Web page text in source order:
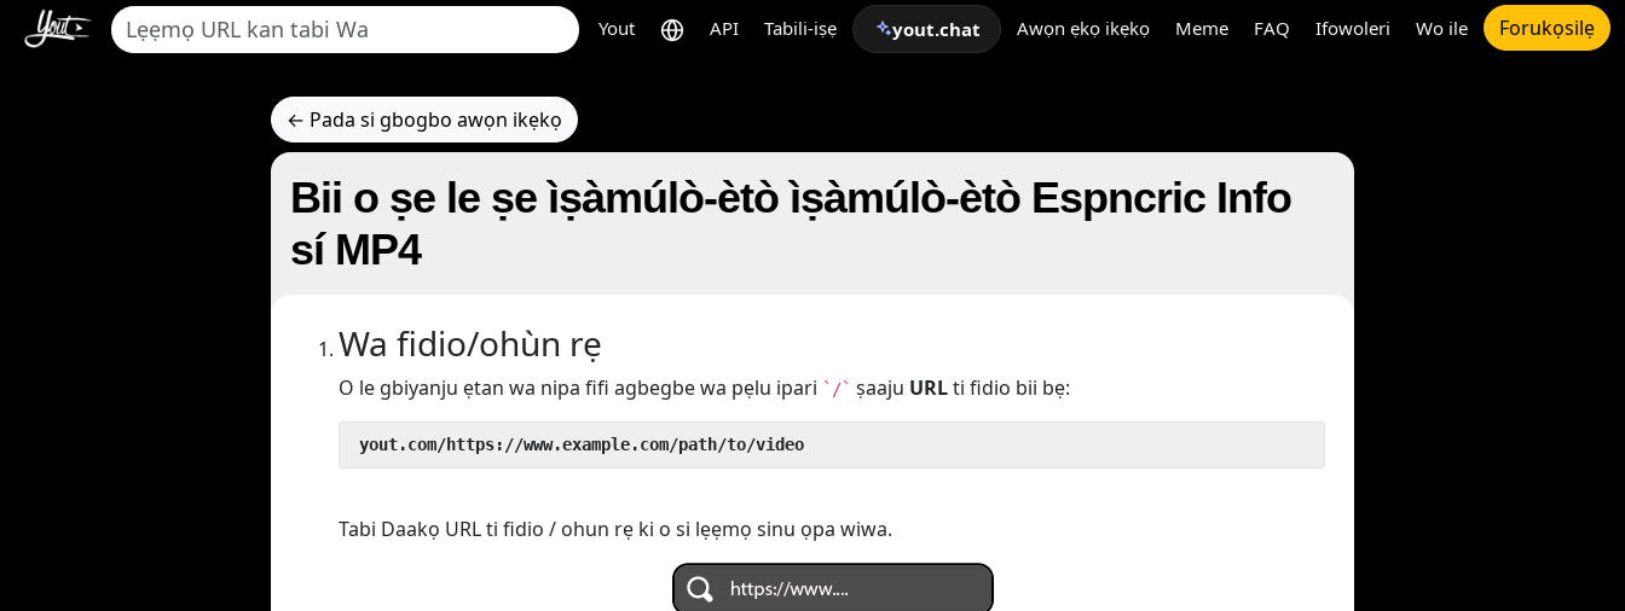
Yout API Tabili-iṣẹ yout.chat Awọn ẹkọ ikẹkọ Meme FAQ Ifowoleri Wo ile Forukọsilẹ
← Pada si gbogbo awọn ikẹkọ
Bii o ṣe le ṣe ìṣàmúlò-ètò ìṣàmúlò-ètò Espncric Info
sí MP4
Wa fidio/ohùn rẹ
O le gbiyanju ẹtan wa nipa fifi agbegbe wa pẹlu ipari `/` ṣaaju URLti fidio bii bẹ:
yout.com/https://www.example.com/path/to/video
Tabi Daakọ URL ti fidio / ohun rẹ ki o si lẹẹmọ sinu ọpa wiwa.